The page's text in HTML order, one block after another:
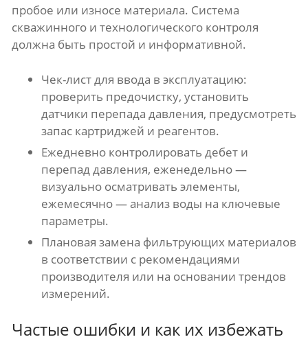
пробое или износе материала. Система
скважинного и технологического контроля
должна быть простой и информативной.
Чек-лист для ввода в эксплуатацию:
проверить предочистку, установить
датчики перепада давления, предусмотреть
запас картриджей и реагентов.
Ежедневно контролировать дебет и
перепад давления, еженедельно —
визуально осматривать элементы,
ежемесячно — анализ воды на ключевые
параметры.
Плановая замена фильтрующих материалов
в соответствии с рекомендациями
производителя или на основании трендов
измерений.
Частые ошибки и как их избежать